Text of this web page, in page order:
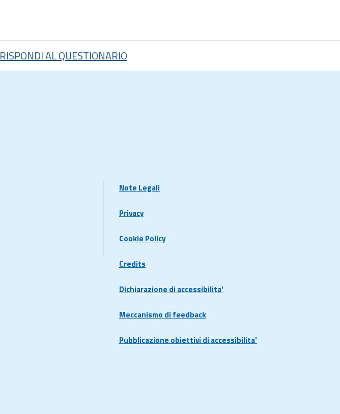
RISPONDI AL QUESTIONARIO
Note Legali
Privacy
Cookie Policy
Credits
Dichiarazione di accessibilita'
Meccanismo di feedback
Pubblicazione obiettivi di accessibilita'